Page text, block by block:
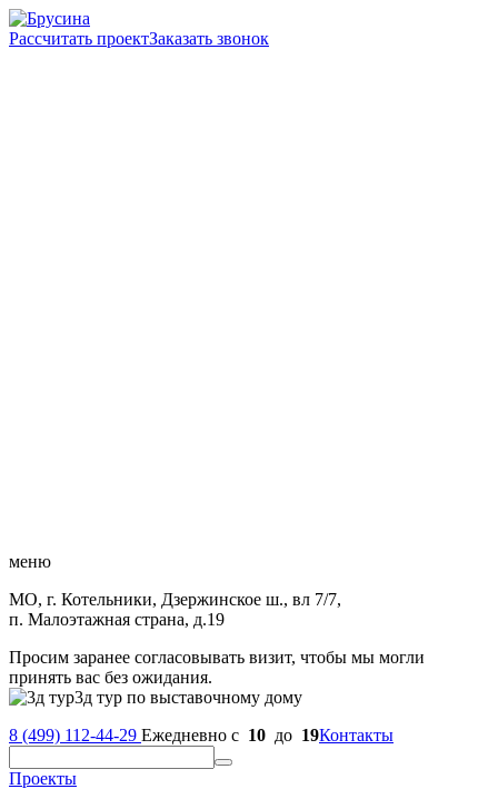
Рассчитать проектЗаказать звонок
меню
МО, г. Котельники, Дзержинское ш., вл 7/7,
п. Малоэтажная страна, д.19
Просим заранее согласовывать визит, чтобы мы могли
принять вас без ожидания.
3д тур по выставочному дому
8 (499) 112-44-29 Ежедневно с 10 до 19Контакты
Проекты